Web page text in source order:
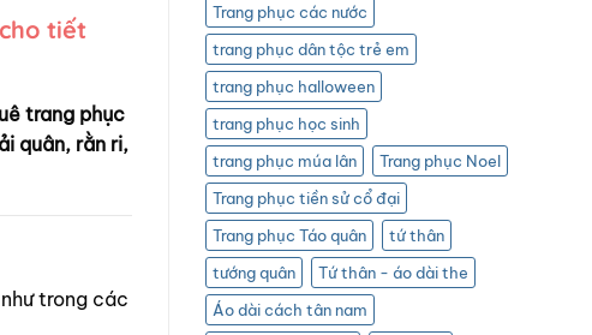
Trang phục các nước
trang phục dân tộc trẻ em
trang phục halloween
trang phục học sinh
trang phục múa lân
Trang phục Noel
Trang phục tiền sử cổ đại
Trang phục Táo quân
tứ thân
tướng quân
Tứ thân - áo dài the
Áo dài cách tân nam
tiết
trang phục
quân, rằn ri,
trong các